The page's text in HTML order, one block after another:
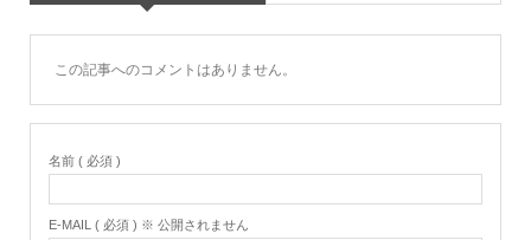
この記事へのコメントはありません。
名前 ( 必須 )
E-MAIL ( 必須 ) ※ 公開されません